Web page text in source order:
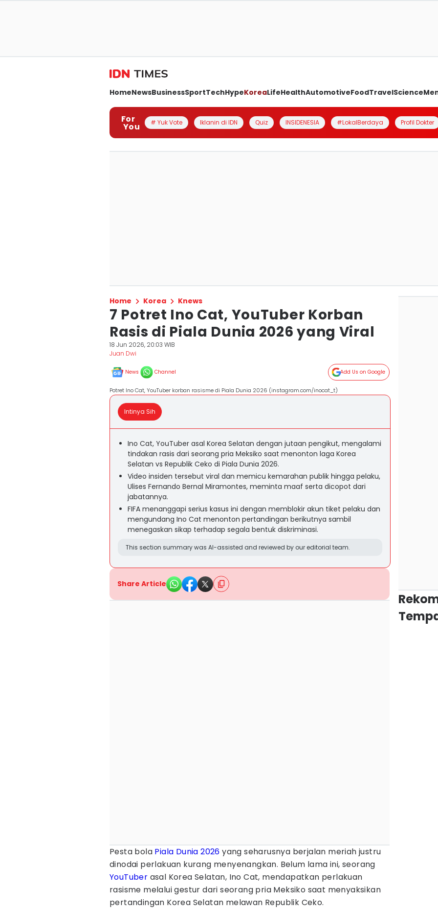
HomeNewsBusinessSportTechHypeKoreaLifeHealthAutomotiveFoodTravelScience
For
You # Yuk Vote Iklanin di IDN Quiz INSIDENESIA #LokalBerdaya Profil Dokter
Home Korea Knews
7 Potret Ino Cat, YouTuber Korban
Rasis di Piala Dunia 2026 yang Viral
18 Jun 2026, 20:03 WIB
Juan Dwi
News Channel Add Us on Google
Potret Ino Cat, YouTuber korban rasisme di Piala Dunia 2026 (instagram.com/inocat_t)
Intinya Sih
Ino Cat, YouTuber asal Korea Selatan dengan jutaan pengikut, mengalami
tindakan rasis dari seorang pria Meksiko saat menonton laga Korea
Selatan vs Republik Ceko di Piala Dunia 2026.
Video insiden tersebut viral dan memicu kemarahan publik hingga pelaku,
Ulises Fernando Bernal Miramontes, meminta maaf serta dicopot dari
jabatannya.
FIFA menanggapi serius kasus ini dengan memblokir akun tiket pelaku dan
mengundang Ino Cat menonton pertandingan berikutnya sambil
menegaskan sikap terhadap segala bentuk diskriminasi.
This section summary was AI-assisted and reviewed by our editorial team.
Share Article
Pesta bola Piala Dunia 2026 yang seharusnya berjalan meriah justru
dinodai perlakuan kurang menyenangkan. Belum lama ini, seorang
YouTuber asal Korea Selatan, Ino Cat, mendapatkan perlakuan
rasisme melalui gestur dari seorang pria Meksiko saat menyaksikan
pertandingan Korea Selatan melawan Republik Ceko.